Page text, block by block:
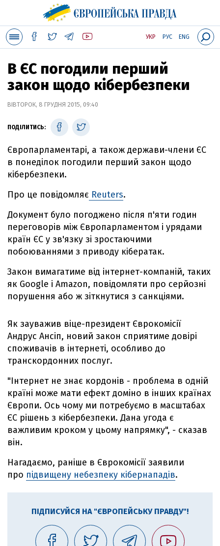
УКР РУС ENG
В ЄС погодили перший
закон щодо кібербезпеки
ВІВТОРОК, 8 ГРУДНЯ 2015, 09:40
ПОДІЛИТИСЬ:
Європарламентарі, а також держави-члени ЄС
в понеділок погодили перший закон щодо
кібербезпеки.
Про це повідомляє Reuters.
Документ було погоджено після п'яти годин
переговорів між Європарламентом і урядами
країн ЄС у зв'язку зі зростаючими
побоюваннями з приводу кібератак.
Закон вимагатиме від інтернет-компаній, таких
як Google і Amazon, повідомляти про серйозні
порушення або ж зіткнутися з санкціями.
Як зауважив віце-президент Єврокомісії
Андрус Ансіп, новий закон сприятиме довірі
споживачів в інтернеті, особливо до
транскордонних послуг.
"Інтернет не знає кордонів - проблема в одній
країні може мати ефект доміно в інших країнах
Європи. Ось чому ми потребуємо в масштабах
ЄС рішень з кібербезпеки. Дана угода є
важливим кроком у цьому напрямку", - сказав
він.
Нагадаємо, раніше в Єврокомісії заявили
про підвищену небезпеку кібернападів.
ПІДПИСУЙСЯ НА "ЄВРОПЕЙСЬКУ ПРАВДУ"!